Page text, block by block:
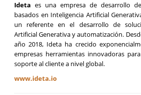
Ideta es una empresa de desarrollo
basados en Inteligencia Artificial
un referente en el desarrollo de
Artificial Generativa y automatización.
año 2018, Ideta ha crecido
empresas herramientas innovadoras
soporte al cliente a nivel global.
www.ideta.io